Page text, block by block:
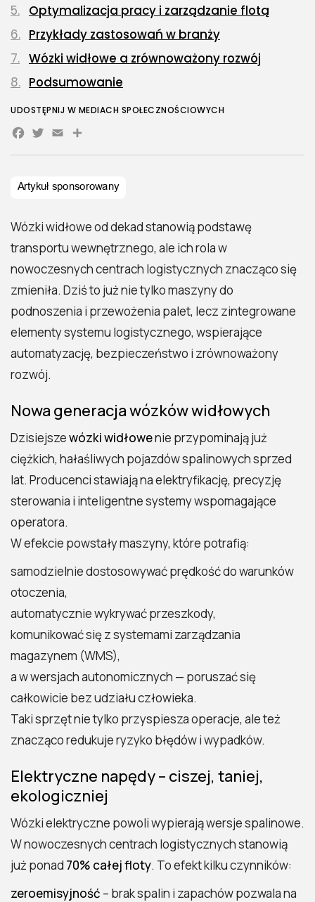
Wózki widłowe od dekad stanowią podstawę
transportu wewnętrznego, ale ich rola w
nowoczesnych centrach logistycznych znacząco się
zmieniła. Dziś to już nie tylko maszyny do
podnoszenia i przewożenia palet, lecz zintegrowane
elementy systemu logistycznego, wspierające
automatyzację, bezpieczeństwo i zrównoważony
rozwój.
Nowa generacja wózków widłowych
Dzisiejszewózki widłowenie przypominają już
ciężkich, hałaśliwych pojazdów spalinowych sprzed
lat. Producenci stawiają na elektryfikację, precyzję
sterowania i inteligentne systemy wspomagające
operatora.
W efekcie powstały maszyny, które potrafią:
samodzielnie dostosowywać prędkość do warunków
otoczenia,
automatycznie wykrywać przeszkody,
komunikować się z systemami zarządzania
magazynem (WMS),
a w wersjach autonomicznych — poruszać się
całkowicie bez udziału człowieka.
Taki sprzęt nie tylko przyspiesza operacje, ale też
znacząco redukuje ryzyko błędów i wypadków.
Elektryczne napędy – ciszej, taniej,
ekologiczniej
Wózki elektryczne powoli wypierają wersje spalinowe.
W nowoczesnych centrach logistycznych stanowią
już ponad 70% całej floty. To efekt kilku czynników:
zeroemisyjność – brak spalin i zapachów pozwala na
Optymalizacja pracy i zarządzanie flotą
Przykłady zastosowań w branży
Wózki widłowe a zrównoważony rozwój
Podsumowanie
UDOSTĘPNIJ W MEDIACH SPOŁECZNOŚCIOWYCH
Facebook
Twitter
EmailShare